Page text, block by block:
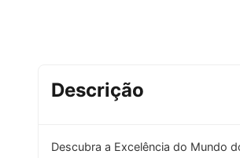
Descrição
Descubra a Excelência do Mundo